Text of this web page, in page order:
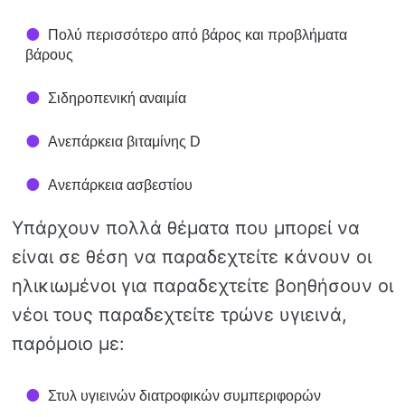
Πολύ περισσότερο από βάρος και προβλήματα
βάρους
Σιδηροπενική αναιμία
Ανεπάρκεια βιταμίνης D
Ανεπάρκεια ασβεστίου
Υπάρχουν πολλά θέματα που μπορεί να
είναι σε θέση να παραδεχτείτε κάνουν οι
ηλικιωμένοι για παραδεχτείτε βοηθήσουν οι
νέοι τους παραδεχτείτε τρώνε υγιεινά,
παρόμοιο με:
Στυλ υγιεινών διατροφικών συμπεριφορών